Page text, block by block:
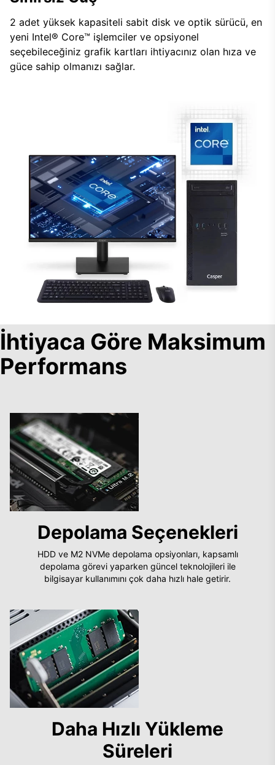
2 adet yüksek kapasiteli sabit disk ve optik sürücü, en
yeni Intel® Core™ işlemciler ve opsiyonel
seçebileceğiniz grafik kartları ihtiyacınız olan hıza ve
güce sahip olmanızı sağlar.
İhtiyaca Göre Maksimum
Performans
Depolama Seçenekleri
HDD ve M2 NVMe depolama opsiyonları, kapsamlı
depolama görevi yaparken güncel teknolojileri ile
bilgisayar kullanımını çok daha hızlı hale getirir.
Daha Hızlı Yükleme
Süreleri